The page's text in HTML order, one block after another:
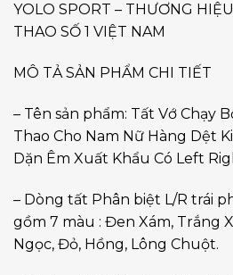
YOLO SPORT – THƯƠNG
THAO SỐ 1 VIỆT NAM
MÔ TẢ SẢN PHẨM CHI TIẾT
– Tên sản phẩm: Tất Vớ Chạy
Thao Cho Nam Nữ Hàng Dệt
Dặn Êm Xuất Khẩu Có Left
– Dòng tất Phân biệt L/R trái
gồm 7 màu : Đen Xám, Trắng
Ngọc, Đỏ, Hồng, Lông Chuột.